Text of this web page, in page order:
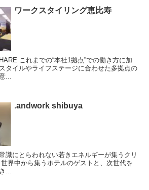
ワークスタイリング恵比寿
これまでの“本社1拠点”での働き方に加
タイルやライフステージに合わせた多拠点の
...
.andwork shibuya
識にとらわれない若きエネルギーが集うクリ
界中から集うホテルのゲストと、次世代を
...